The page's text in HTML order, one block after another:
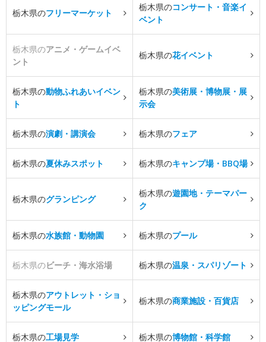
栃木県のフリーマーケット
栃木県のコンサート・音楽イ
ベント
栃木県のアニメ・ゲームイベ
ント
栃木県の花イベント
栃木県の動物ふれあいイベン
ト
栃木県の美術展・博物展・展
示会
栃木県の演劇・講演会 栃木県のフェア
栃木県の夏休みスポット 栃木県のキャンプ場・BBQ場
栃木県のグランピング
栃木県の遊園地・テーマパー
ク
栃木県の水族館・動物園 栃木県のプール
栃木県のビーチ・海水浴場 栃木県の温泉・スパリゾート
栃木県のアウトレット・ショ
ッピングモール
栃木県の商業施設・百貨店
栃木県の工場見学 栃木県の博物館・科学館